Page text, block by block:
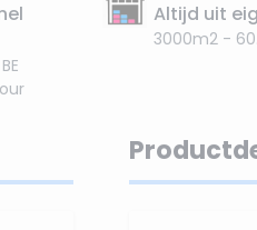
Altijd uit
3000m2 -